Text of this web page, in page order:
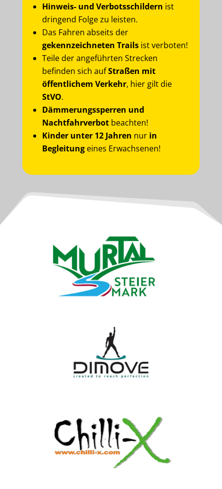
Hinweis- und Verbotsschildern ist
dringend Folge zu leisten.
Das Fahren abseits der
gekennzeichneten Trailsist verboten!
Teile der angeführten Strecken
befinden sich aufStraßen mit
öffentlichem Verkehr, hier gilt die
StVO.
Dämmerungssperren und
Nachtfahrverbotbeachten!
Kinder unter 12 Jahren nur in
Begleitungeines Erwachsenen!